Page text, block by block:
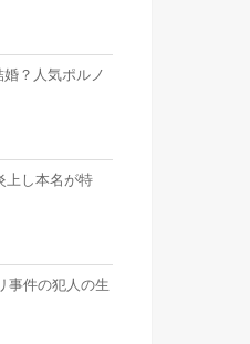
？人気ポルノ
上し本名が特
事件の犯人の生